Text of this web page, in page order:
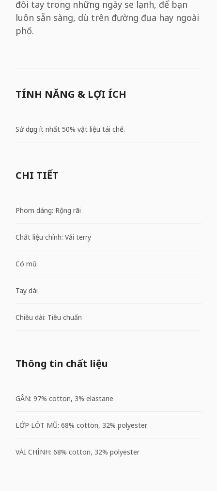
đôi tay trong những ngày se lạnh, để bạn
luôn sẵn sàng, dù trên đường đua hay ngoài
phố.
TÍNH NĂNG & LỢI ÍCH
Sử dụng ít nhất 50% vật liệu tái chế.
CHI TIẾT
Phom dáng: Rộng rãi
Chất liệu chính: Vải terry
Có mũ
Tay dài
Chiều dài: Tiêu chuẩn
Thông tin chất liệu
GÂN: 97% cotton, 3% elastane
LỚP LÓT MŨ: 68% cotton, 32% polyester
VẢI CHÍNH: 68% cotton, 32% polyester